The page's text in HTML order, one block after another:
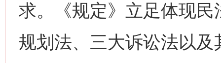
求。《规定》立足体现
规划法、三大诉讼法以